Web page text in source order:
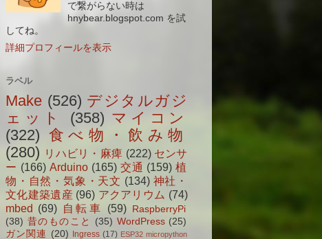
で繋がらない時は
hnybear.blogspot.com を試
してね。
詳細プロフィールを表示
ラベル
Make (526) デジタルガジ
ェット
(358) マイコン
(322) 食べ物・飲み物
(280) リハビリ・麻痺 (222) センサ
ー (166) Arduino (165) 交通 (159) 植
物・自然・気象・天文 (134) 神社・
文化建築遺産 (96) アクアリウム (74)
mbed (69) 自転車 (59) RaspberryPi
(38) 昔のものこと (35) WordPress (25)
ガン関連 (20) Ingress (17) ESP32 micropython